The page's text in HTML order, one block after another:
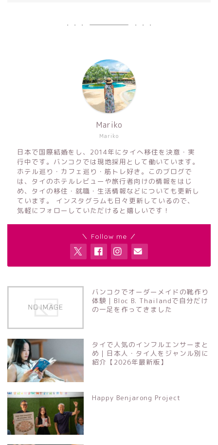
Mariko
Mariko
日本で国際結婚をし、2014年にタイへ移住を決意・実
行中です。バンコクでは現地採用として働いています。
ホテル巡り・カフェ巡り・筋トレ好き。このブログで
は、タイのホテルレビューや旅行者向けの情報をはじ
め、タイの移住・就職・生活情報などについても更新し
ています。 インスタグラムも日々更新しているので、
気軽にフォローしていただけると嬉しいです！
＼ Follow me ／
バンコクでオーダーメイドの靴作り
体験｜Bloc B. Thailandで自分だけ
の一足を作ってきました
タイで人気のインフルエンサーまと
め｜日本人・タイ人をジャンル別に
紹介【2026年最新版】
Happy Benjarong Project